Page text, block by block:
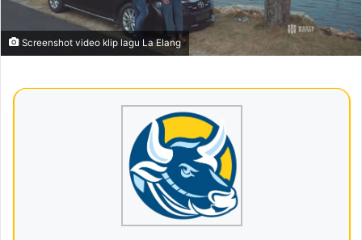
Screenshot video klip lagu La Elang